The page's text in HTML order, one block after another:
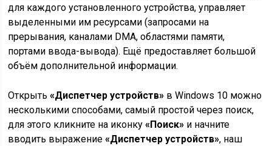
для каждого установленного устройства, управляет
выделенными им ресурсами (запросами на
прерывания, каналами DMA, областями памяти,
портами ввода-вывода). Ещё предоставляет большой
объём дополнительной информации.
Открыть«Диспетчер устройств» в Windows 10 можно
несколькими способами, самый простой через поиск,
для этого кликните на иконку«Поиск» и начните
вводить выражение«Диспетчер устройств», наш